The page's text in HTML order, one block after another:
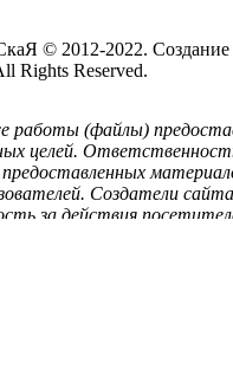
© 2012-2022. Создание
Rights Reserved.
работы (файлы)
целей.
предоставленных
Создатели
за действия